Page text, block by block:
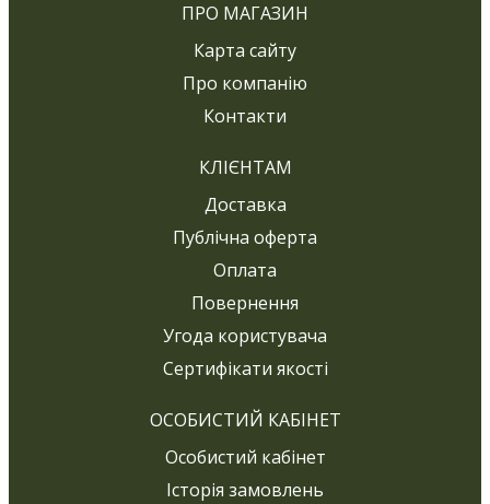
ПРО МАГАЗИН
Карта сайту
Про компанію
Контакти
КЛІЄНТАМ
Доставка
Публічна оферта
Оплата
Повернення
Угода користувача
Сертифікати якості
ОСОБИСТИЙ КАБІНЕТ
Особистий кабінет
Історія замовлень